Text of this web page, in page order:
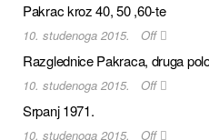
Pakrac kroz 40, 50 ,60-te
10. studenoga 2015. Off
Razglednice Pakraca, druga
10. studenoga 2015. Off
Srpanj 1971.
10. studenoga 2015. Off